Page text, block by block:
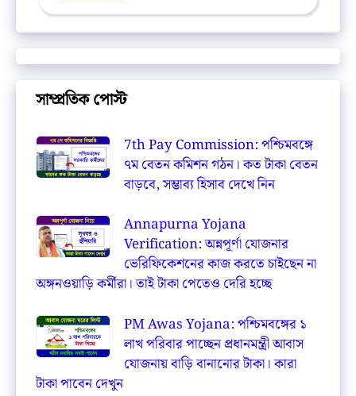
সাম্প্রতিক পোস্ট
7th Pay Commission: পশ্চিমবঙ্গে
৭ম বেতন কমিশন গঠন। কত টাকা বেতন
বাড়বে, সম্ভাব্য হিসাব দেখে নিন
Annapurna Yojana
Verification: অন্নপূর্ণা যোজনার
ভেরিফিকেশনের কাজ করতে চাইছেন না
অঙ্গনওয়াড়ি কর্মীরা। তাই টাকা পেতেও দেরি হচ্ছে
PM Awas Yojana: পশ্চিমবঙ্গের ১
লাখ পরিবার পাচ্ছেন প্রধানমন্ত্রী আবাস
যোজনায় বাড়ি বানানোর টাকা। কারা
টাকা পাবেন দেখুন